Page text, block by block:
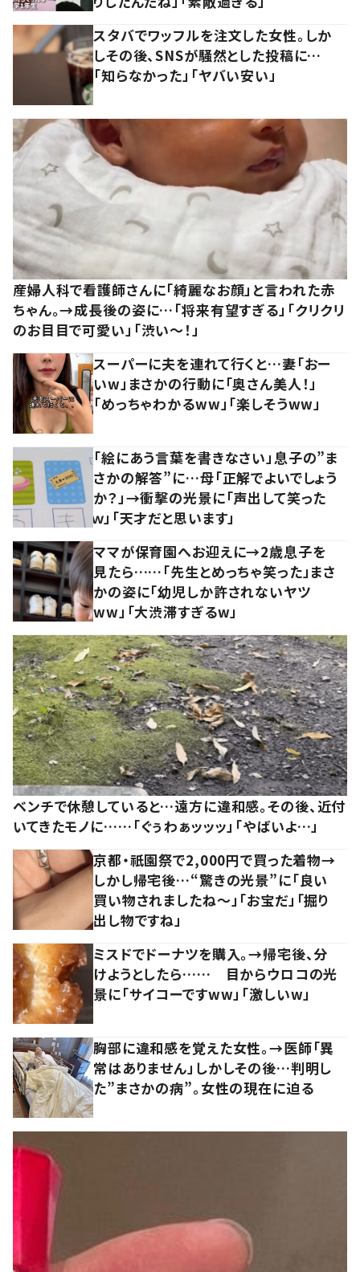
スタバでワッフルを注文した女性。しか
しその後、SNSが騒然とした投稿に…
「知らなかった」「ヤバい安い」
産婦人科で看護師さんに「綺麗なお顔」と言われた赤
ちゃん。→成長後の姿に…「将来有望すぎる」「クリクリ
のお目目で可愛い」「渋い～！」
スーパーに夫を連れて行くと…妻「おー
いw」まさかの行動に「奥さん美人！」
「めっちゃわかるww」「楽しそうww」
「絵にあう言葉を書きなさい」息子の”ま
さかの解答”に…母「正解でよいでしょう
か？」→衝撃の光景に「声出して笑った
ｗ」「天才だと思います」
ママが保育園へお迎えに→2歳息子を
見たら……「先生とめっちゃ笑った」まさ
かの姿に「幼児しか許されないヤツ
ww」「大渋滞すぎるw」
ベンチで休憩していると…遠方に違和感。その後、近付
いてきたモノに……「ぐぅわぁッッッ」「やばいよ…」
京都・祇園祭で2,000円で買った着物→
しかし帰宅後…“驚きの光景”に「良い
買い物されましたね～」「お宝だ」「掘り
出し物ですね」
ミスドでドーナツを購入。→帰宅後、分
けようとしたら…… 目からウロコの光
景に「サイコーですww」「激しいw」
胸部に違和感を覚えた女性。→医師「異
常はありません」しかしその後…判明し
た”まさかの病”。女性の現在に迫る